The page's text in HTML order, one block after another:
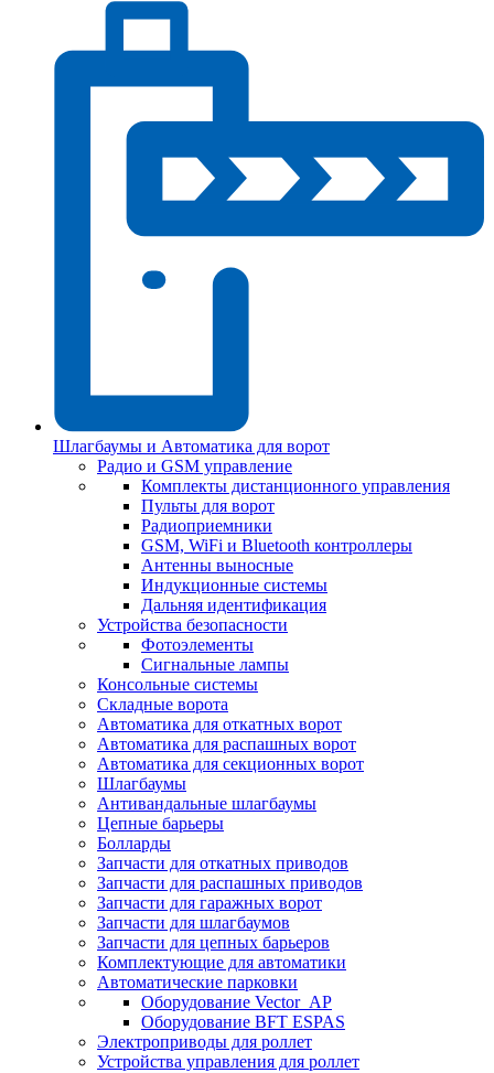
Шлагбаумы и Автоматика для ворот
Радио и GSM управление
Комплекты дистанционного управления
Пульты для ворот
Радиоприемники
GSM, WiFi и Bluetooth контроллеры
Антенны выносные
Индукционные системы
Дальняя идентификация
Устройства безопасности
Фотоэлементы
Сигнальные лампы
Консольные системы
Складные ворота
Автоматика для откатных ворот
Автоматика для распашных ворот
Автоматика для секционных ворот
Шлагбаумы
Антивандальные шлагбаумы
Цепные барьеры
Болларды
Запчасти для откатных приводов
Запчасти для распашных приводов
Запчасти для гаражных ворот
Запчасти для шлагбаумов
Запчасти для цепных барьеров
Комплектующие для автоматики
Автоматические парковки
Оборудование Vector_AP
Оборудование BFT ESPAS
Электроприводы для роллет
Устройства управления для роллет